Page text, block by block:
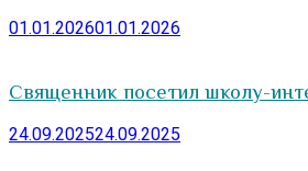
01.01.202601.01.2026
Священник посетил школу-
24.09.202524.09.2025